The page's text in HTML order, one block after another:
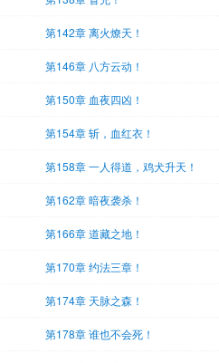
第142章 离火燎天！
第146章 八方云动！
第150章 血夜四凶！
第154章 斩，血红衣！
第158章 一人得道，鸡犬升天！
第162章 暗夜袭杀！
第166章 道藏之地！
第170章 约法三章！
第174章 天脉之森！
第178章 谁也不会死！